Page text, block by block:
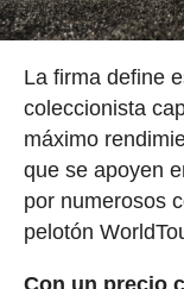
La firma define
coleccionista
máximo
que se apoyen
por numerosos
pelotón
Con un precio